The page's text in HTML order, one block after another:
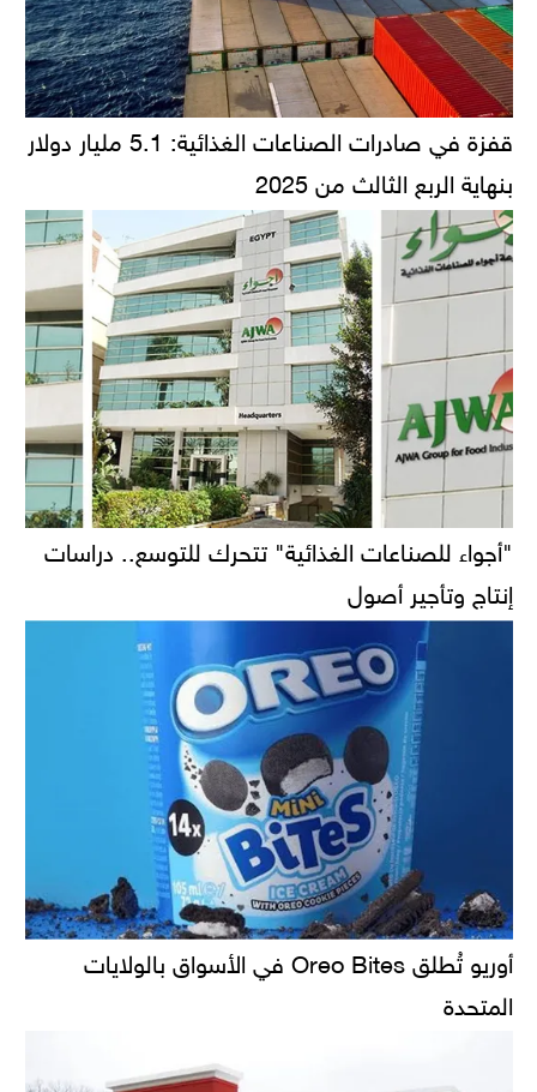
قفزة في صادرات الصناعات الغذائية: 5.1 مليار دولار
بنهاية الربع الثالث من 2025
"أجواء للصناعات الغذائية" تتحرك للتوسع.. دراسات
إنتاج وتأجير أصول
أوريو تُطلق Oreo Bites في الأسواق بالولايات
المتحدة